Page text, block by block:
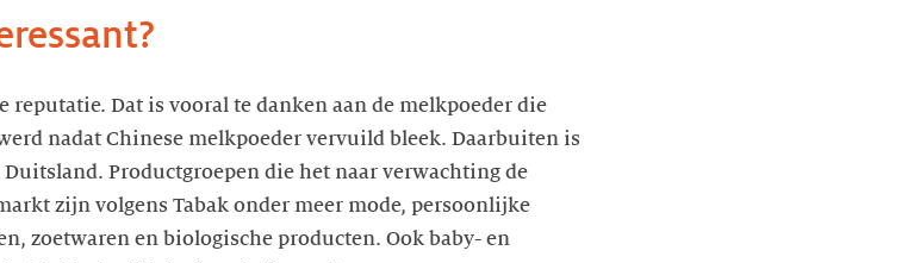
Dat is vooral te danken aan de melkpoeder die
nadat Chinese melkpoeder vervuild bleek. Daarbuiten is
Productgroepen die het naar verwachting de
zijn volgens Tabak onder meer mode, persoonlijke
zoetwaren en biologische producten. Ook baby- en